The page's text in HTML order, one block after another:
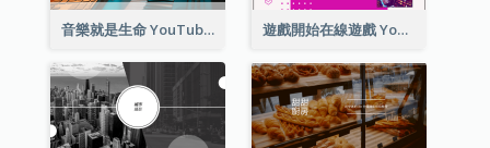
音樂就是生命 YouTube 頻道圖片 遊戲開始在線遊戲 YouTube 頻道圖片